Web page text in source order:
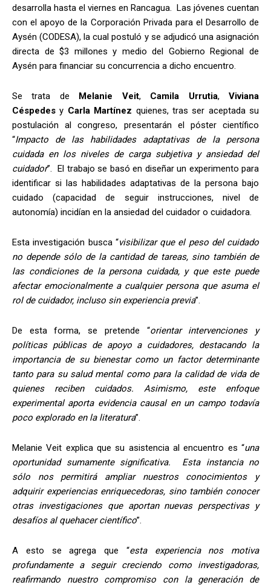
desarrolla hasta el viernes en Rancagua. Las jóvenes cuentan
con el apoyo de la Corporación Privada para el Desarrollo de
Aysén (CODESA), la cual postuló y se adjudicó una asignación
directa de $3 millones y medio del Gobierno Regional de
Aysén para financiar su concurrencia a dicho encuentro.
Se trata de Melanie Veit, Camila Urrutia,Viviana
Céspedes y Carla Martínez quienes, tras ser aceptada su
postulación al congreso, presentarán el póster científico
“Impacto de las habilidades adaptativas de la persona
cuidada en los niveles de carga subjetiva y ansiedad del
cuidador”. El trabajo se basó en diseñar un experimento para
identificar si las habilidades adaptativas de la persona bajo
cuidado (capacidad de seguir instrucciones, nivel de
autonomía) incidían en la ansiedad del cuidador o cuidadora.
Esta investigación busca “visibilizar que el peso del cuidado
no depende sólo de la cantidad de tareas, sino también de
las condiciones de la persona cuidada, y que este puede
afectar emocionalmente a cualquier persona que asuma el
rol de cuidador, incluso sin experiencia previa”.
De esta forma, se pretende “orientar intervenciones y
políticas públicas de apoyo a cuidadores, destacando la
importancia de su bienestar como un factor determinante
tanto para su salud mental como para la calidad de vida de
quienes reciben cuidados. Asimismo, este enfoque
experimental aporta evidencia causal en un campo todavía
poco explorado en la literatura”.
Melanie Veit explica que su asistencia al encuentro es “una
oportunidad sumamente significativa. Esta instancia no
sólo nos permitirá ampliar nuestros conocimientos y
adquirir experiencias enriquecedoras, sino también conocer
otras investigaciones que aportan nuevas perspectivas y
desafíos al quehacer científico”.
A esto se agrega que “esta experiencia nos motiva
profundamente a seguir creciendo como investigadoras,
reafirmando nuestro compromiso con la generación de